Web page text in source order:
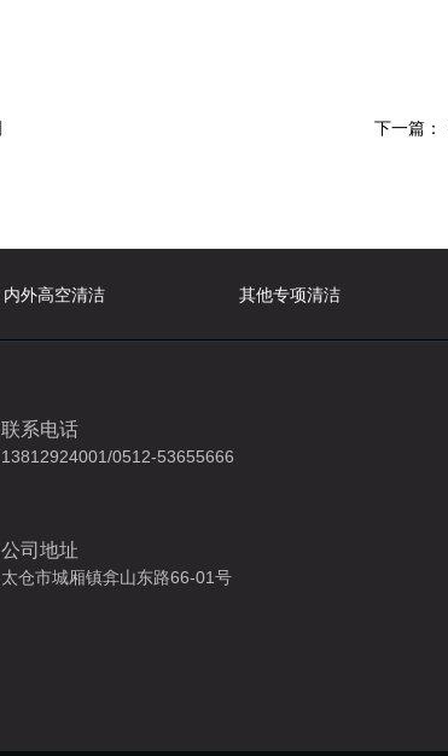
下一篇：
内外高空清洁 其他专项清洁
联系电话
13812924001/0512-53655666
公司地址
太仓市城厢镇弇山东路66-01号